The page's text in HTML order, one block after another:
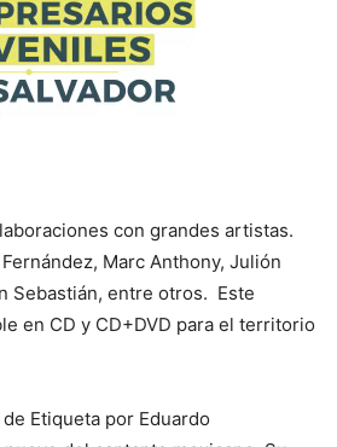
con grandes artistas.
Marc Anthony, Julión
Sebastián, entre otros. Este
en CD y CD+DVD para el territorio
Etiqueta por Eduardo